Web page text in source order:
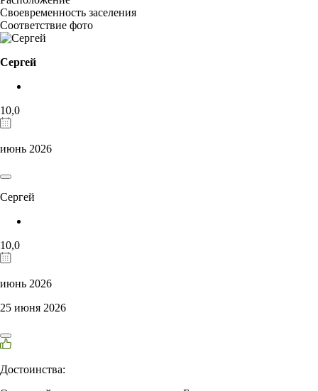
Своевременность заселения
Соответствие фото
Сергей
10,0
июнь 2026
Сергей
10,0
июнь 2026
25 июня 2026
Достоинства: